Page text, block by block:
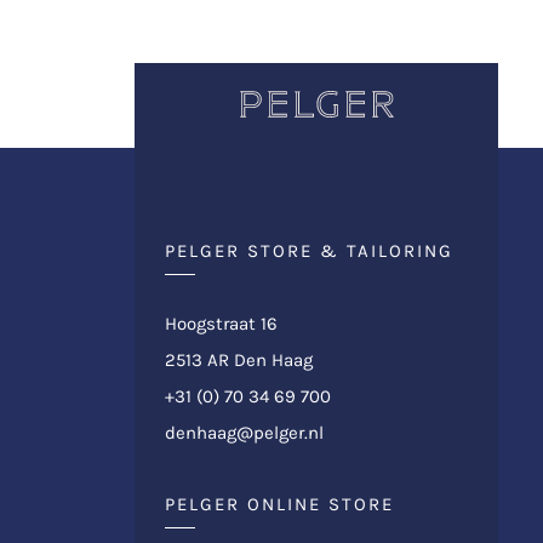
PELGER STORE & TAILORING
Hoogstraat 16
2513 AR Den Haag
+31 (0) 70 34 69 700
denhaag@pelger.nl
PELGER ONLINE STORE